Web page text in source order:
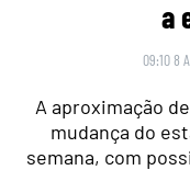
a
09:10 8
A aproximação
mudança do
semana, com